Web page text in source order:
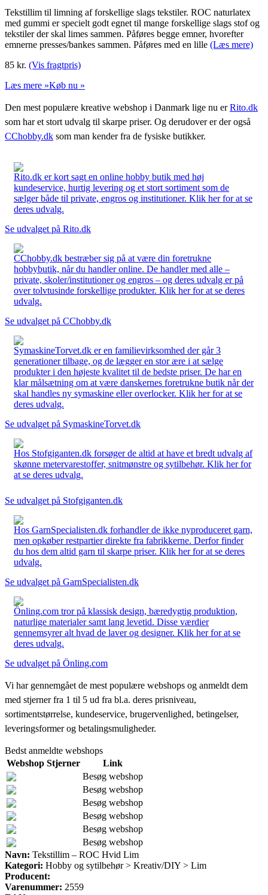
Tekstillim til limning af forskellige slags tekstiler. ROC naturlatex
med gummi er specielt godt egnet til mange forskellige slags stof og
tekstiler der skal limes sammen. Påføres begge emner, hvorefter
emnerne presses/bankes sammen. Påføres med en lille (Læs mere)
85 kr. (Vis fragtpris)
Læs mere »Køb nu »
Den mest populære kreative webshop i Danmark lige nu erRito.dk
som har et stort udvalg til skarpe priser. Og derudover er der også
CChobby.dk som man kender fra de fysiske butikker.
Rito.dk er kort sagt en online hobby butik med høj
kundeservice, hurtig levering og et stort sortiment som de
sælger både til private, engros og institutioner. Klik her for at se
deres udvalg.
Se udvalget på Rito.dk
CChobby.dk bestræber sig på at være din foretrukne
hobbybutik, når du handler online. De handler med alle –
private, skoler/institutioner og engros – og deres udvalg er på
over tolvtusinde forskellige produkter. Klik her for at se deres
udvalg.
Se udvalget på CChobby.dk
SymaskineTorvet.dk er en familievirksomhed der går 3
generationer tilbage, og de lægger en stor ære i at sælge
produkter i den højeste kvalitet til de bedste priser. De har en
klar målsætning om at være danskernes foretrukne butik når der
skal handles ny symaskine eller overlocker. Klik her for at se
deres udvalg.
Se udvalget på SymaskineTorvet.dk
Hos Stofgiganten.dk forsøger de altid at have et bredt udvalg af
skønne metervarestoffer, snitmønstre og sytilbehør. Klik her for
at se deres udvalg.
Se udvalget på Stofgiganten.dk
Hos GarnSpecialisten.dk forhandler de ikke nyproduceret garn,
men opkøber restpartier direkte fra fabrikkerne. Derfor finder
du hos dem altid garn til skarpe priser. Klik her for at se deres
udvalg.
Se udvalget på GarnSpecialisten.dk
Önling.com tror på klassisk design, bæredygtig produktion,
naturlige materialer samt lang levetid. Disse værdier
gennemsyrer alt hvad de laver og designer. Klik her for at se
deres udvalg.
Se udvalget på Önling.com
Vi har gennemgået de mest populære webshops og anmeldt dem
med stjerner fra 1 til 5 ud fra bl.a. deres prisniveau,
sortimentstørrelse, kundeservice, brugervenlighed, betingelser,
leveringsformer og betalingsmuligheder.
Bedst anmeldte webshops
Webshop Stjerner
Link
Besøg webshop
Besøg webshop
Besøg webshop
Besøg webshop
Besøg webshop
Besøg webshop
Navn: Tekstillim – ROC Hvid Lim
Kategori: Hobby og sytilbehør > Kreativ/DIY > Lim
Producent:
Varenummer: 2559